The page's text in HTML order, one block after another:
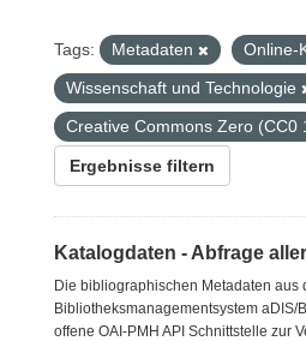
Tags: Metadaten Online-
Wissenschaft und Technologie
Creative Commons Zero (CC0
Ergebnisse filtern
Katalogdaten - Abfrage
Die bibliographischen Metadaten aus
Bibliotheksmanagementsystem aDIS/
offene OAI-PMH API Schnittstelle zur